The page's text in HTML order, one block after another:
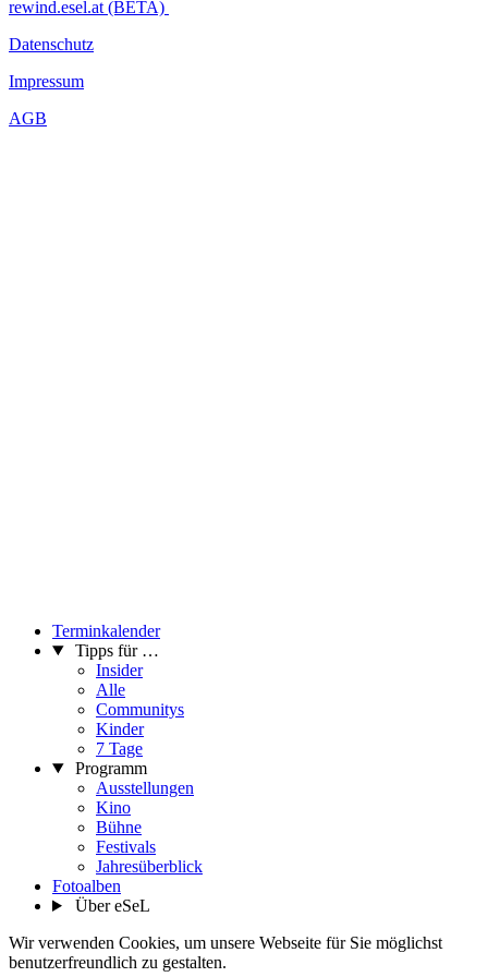
rewind.esel.at (BETA)
Datenschutz
Impressum
AGB
Terminkalender
Tipps für …
Insider
Alle
Communitys
Kinder
7 Tage
Programm
Ausstellungen
Kino
Bühne
Festivals
Jahresüberblick
Fotoalben
Über eSeL
Wir verwenden Cookies, um unsere Webseite für Sie möglichst
benutzerfreundlich zu gestalten.